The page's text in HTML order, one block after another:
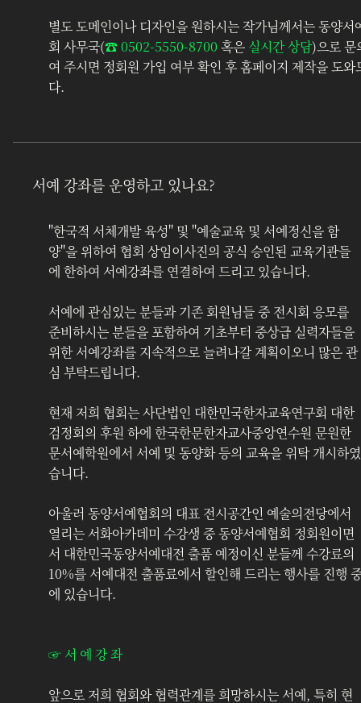
별도 도메인이나 디자인을 원하시는 작가님께서는 동양서
회 사무국(☎︎ 0502-5550-8700 혹은 실시간 상담)으로 문
여 주시면 정회원 가입 여부 확인 후 홈페이지 제작을 도와
다.
서예 강좌를 운영하고 있나요?
"한국적 서체개발 육성" 및 "예술교육 및 서예정신을 함
양"을 위하여 협회 상임이사진의 공식 승인된 교육기관들
에 한하여 서예강좌를 연결하여 드리고 있습니다.
서예에 관심있는 분들과 기존 회원님들 중 전시회 응모를
준비하시는 분들을 포함하여 기초부터 중상급 실력자들을
위한 서예강좌를 지속적으로 늘려나갈 계획이오니 많은 관
심 부탁드립니다.
현재 저희 협회는 사단법인 대한민국한자교육연구회 대한
검정회의 후원 하에 한국한문한자교사중앙연수원 문원한
문서예학원에서 서예 및 동양화 등의 교육을 위탁 개시하였
습니다.
아울러 동양서예협회의 대표 전시공간인 예술의전당에서
열리는 서화아카데미 수강생 중 동양서예협회 정회원이면
서 대한민국동양서예대전 출품 예정이신 분들께 수강료의
10%를 서예대전 출품료에서 할인해 드리는 행사를 진행
에 있습니다.
☞ 서 예 강 좌
앞으로 저희 협회와 협력관계를 희망하시는 서예, 특히 현